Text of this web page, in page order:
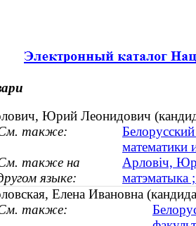
Юрий Леонидович
также:
математики
также на
языке:
Арловiч,
матэматыка
Елена Ивановна
также: